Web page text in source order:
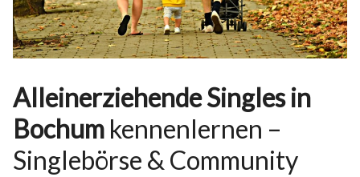
Alleinerziehende Singles in
Bochum kennenlernen –
Singlebörse & Community